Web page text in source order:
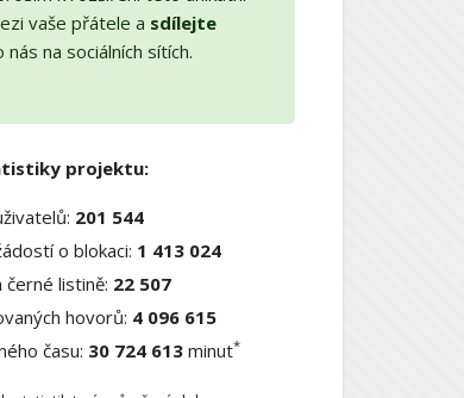
vaše přátele a sdílejte
nás na sociálních sítích.
projektu:
201 544
o blokaci: 1 413 024
černé listině: 22 507
hovorů: 4 096 615
času: 30 724 613minut*